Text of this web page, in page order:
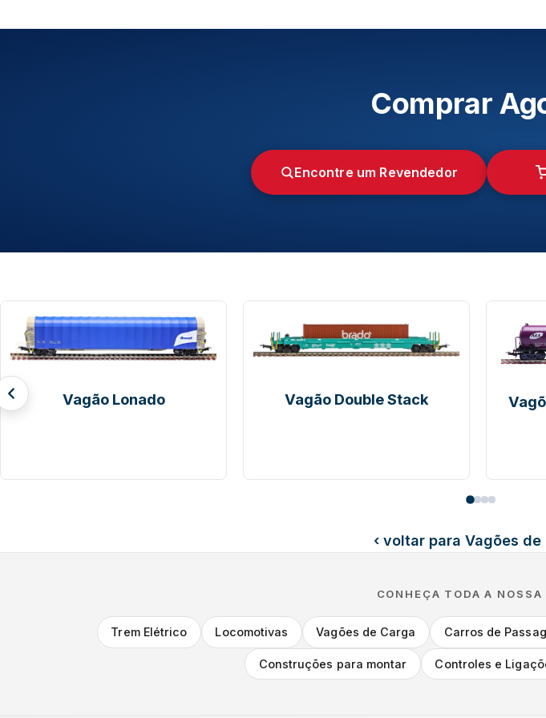
Comprar
Encontre um Revendedor
‹ voltar para Vagões de
CONHEÇA TODA A NOSSA
Trem Elétrico Locomotivas Vagões de Carga Carros de
Construções para montar Controles e